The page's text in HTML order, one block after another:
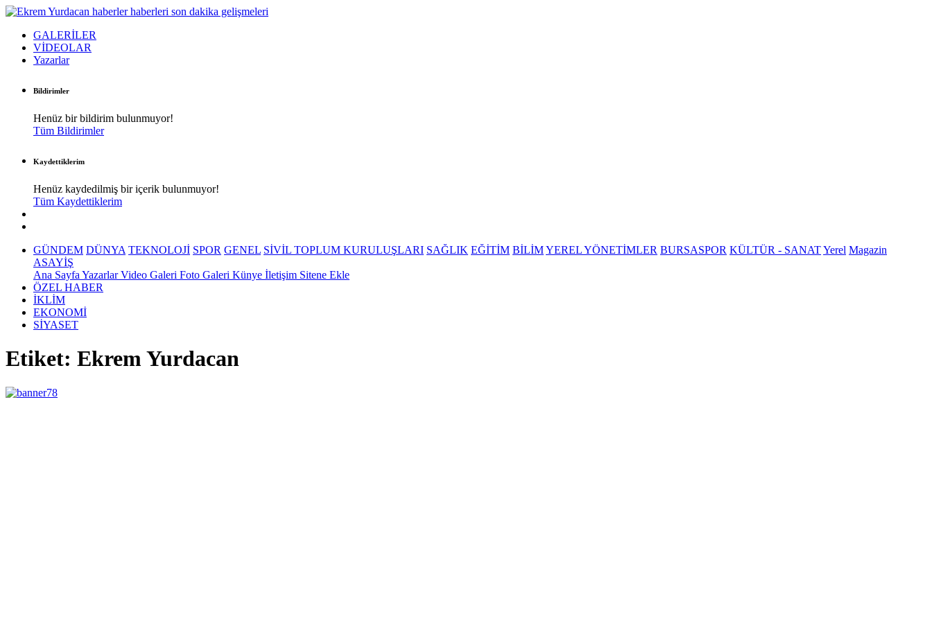
GALERİLER
VİDEOLAR
Yazarlar
Bildirimler
Henüz bir bildirim bulunmuyor!
Tüm Bildirimler
Kaydettiklerim
Henüz kaydedilmiş bir içerik bulunmuyor!
Tüm Kaydettiklerim
GÜNDEM DÜNYA TEKNOLOJİ SPOR GENEL SİVİL TOPLUM KURULUŞLARI SAĞLIK EĞİTİM BİLİMYEREL YÖNETİMLER BURSASPOR KÜLTÜR - SANATYerel Magazin
ASAYİŞ
Ana Sayfa YazarlarVideo Galeri Foto Galeri Künye İletişim Sitene Ekle
ÖZEL HABER
İKLİM
EKONOMİ
SİYASET
Etiket: Ekrem Yurdacan